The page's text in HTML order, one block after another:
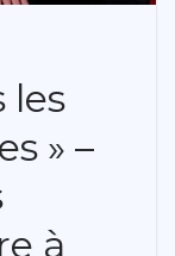
les
» –
à